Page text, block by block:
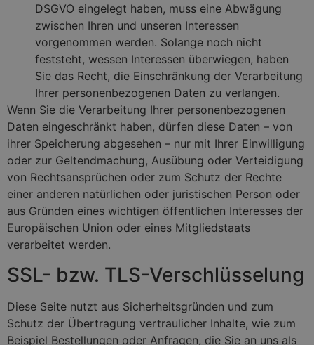
DSGVO eingelegt haben, muss eine Abwägung
zwischen Ihren und unseren Interessen
vorgenommen werden. Solange noch nicht
feststeht, wessen Interessen überwiegen, haben
Sie das Recht, die Einschränkung der Verarbeitung
Ihrer personenbezogenen Daten zu verlangen.
Wenn Sie die Verarbeitung Ihrer personenbezogenen
Daten eingeschränkt haben, dürfen diese Daten – von
ihrer Speicherung abgesehen – nur mit Ihrer Einwilligung
oder zur Geltendmachung, Ausübung oder Verteidigung
von Rechtsansprüchen oder zum Schutz der Rechte
einer anderen natürlichen oder juristischen Person oder
aus Gründen eines wichtigen öffentlichen Interesses der
Europäischen Union oder eines Mitgliedstaats
verarbeitet werden.
SSL- bzw. TLS-Verschlüsselung
Diese Seite nutzt aus Sicherheitsgründen und zum
Schutz der Übertragung vertraulicher Inhalte, wie zum
Beispiel Bestellungen oder Anfragen, die Sie an uns als